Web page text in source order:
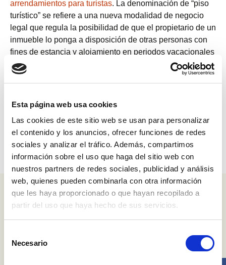
Esta página web usa cookies
Las cookies de este sitio web se usan para personalizar
el contenido y los anuncios, ofrecer funciones de redes
sociales y analizar el tráfico. Además, compartimos
información sobre el uso que haga del sitio web con
nuestros partners de redes sociales, publicidad y análisis
web, quienes pueden combinarla con otra información
que les haya proporcionado o que hayan recopilado a
partir del uso que haya hecho de sus servicios.
Necesario
arrendamientos para turistas. La denominación de “piso
turístico” se refiere a una nueva modalidad de negocio
legal que regula la posibilidad de que el propietario de un
inmueble lo ponga a disposición de otras personas con
fines de estancia y alojamiento en periodos vacacionales
o de ocio, igual que sucede con un complejo hotelero, un
resort o un hostal. Para el dueño del piso supone una
comunidad de vecinos?.
Continue readingPisos turísticos: Normativa e
→
Entradas recientes
La puerta del edificio siempre está abierta. ¿Qué podemos
hacer?
¿Qué problemas solucionamos instalando un Control de